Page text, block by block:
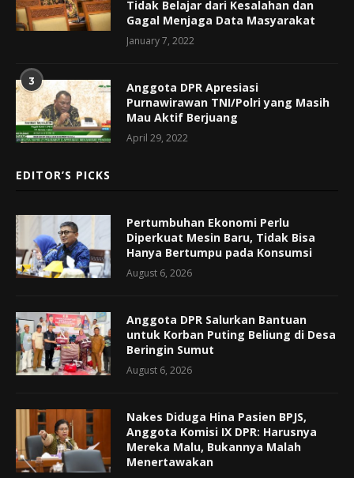
Tidak Belajar dari Kesalahan dan
Gagal Menjaga Data Masyarakat
January 7, 2022
3
Anggota DPR Apresiasi
Purnawirawan TNI/Polri yang Masih
Mau Aktif Berjuang
April 29, 2022
EDITOR’S PICKS
Pertumbuhan Ekonomi Perlu
Diperkuat Mesin Baru, Tidak Bisa
Hanya Bertumpu pada Konsumsi
August 6, 2026
Anggota DPR Salurkan Bantuan
untuk Korban Puting Beliung di Desa
Beringin Sumut
August 6, 2026
Nakes Diduga Hina Pasien BPJS,
Anggota Komisi IX DPR: Harusnya
Mereka Malu, Bukannya Malah
Menertawakan